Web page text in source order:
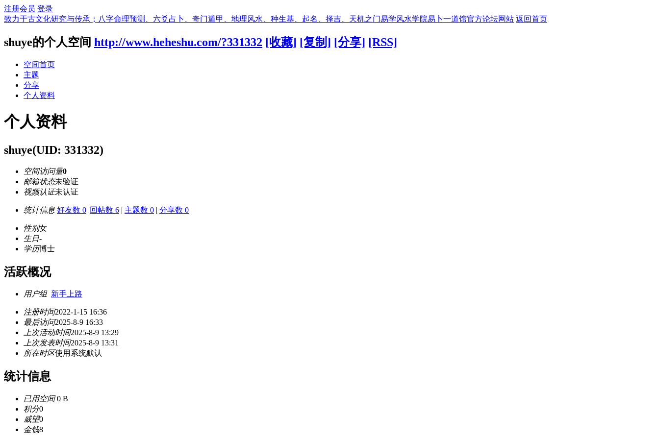
注册会员 登录
致力于古文化研究与传承；八字命理预测、六爻占卜、奇门遁甲、地理风水、种生基、起名、择吉、天机之门易学风水学院易卜一道馆官方论坛网站 返回首页
shuye的个人空间 http://www.heheshu.com/?331332 [收藏] [复制] [分享] [RSS]
空间首页
主题
分享
个人资料
个人资料
shuye(UID: 331332)
空间访问量0
邮箱状态未验证
视频认证未认证
统计信息 好友数 0 |回帖数 6 | 主题数 0 | 分享数 0
性别女
生日-
学历博士
活跃概况
用户组 新手上路
注册时间2022-1-15 16:36
最后访问2025-8-9 16:33
上次活动时间2025-8-9 13:29
上次发表时间2025-8-9 13:31
所在时区使用系统默认
统计信息
已用空间0 B
积分0
威望0
金钱8